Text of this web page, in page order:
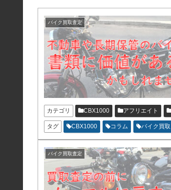
バイク買取査定
カテゴリ
CBX1000 アフリエイト
タグ CBX1000 コラム バイク買取
バイク買取査定